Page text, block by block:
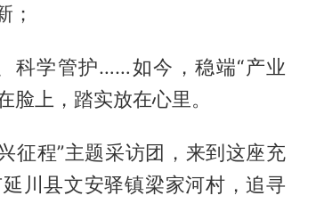
；
科学管护……如今，稳端“产业
脸上，踏实放在心里。
征程”主题采访团，来到这座充
川县文安驿镇梁家河村，追寻